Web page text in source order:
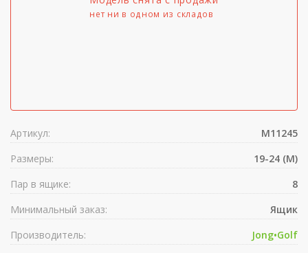
нет ни в одном из складов
Артикул:
M11245
Размеры:
19-24 (M)
Пар в ящике:
8
Минимальный заказ:
Ящик
Производитель:
Jong•Golf